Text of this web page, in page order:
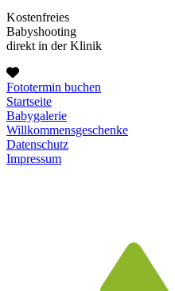
Kostenfreies
Babyshooting
direkt in der Klinik
Fototermin buchen
Startseite
Babygalerie
Willkommensgeschenke
Datenschutz
Impressum